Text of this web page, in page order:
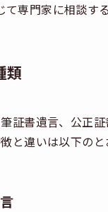
て専門家に相談する
類
証書遺言、公正
と違いは以下のと